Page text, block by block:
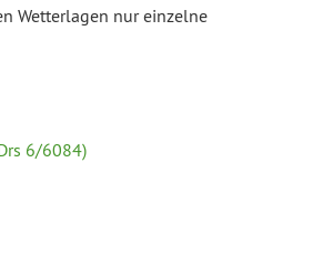
Wetterlagen nur einzelne
6/6084)